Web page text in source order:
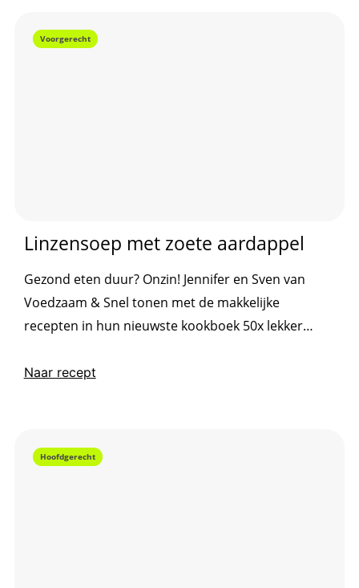
Voorgerecht
Linzensoep met zoete aardappel
Gezond eten duur? Onzin! Jennifer en Sven van
Voedzaam & Snel tonen met de makkelijke
recepten in hun nieuwste kookboek 50x lekker
bewust koken ook nog eens ontzettend betaalbaar
Naar recept
Hoofdgerecht